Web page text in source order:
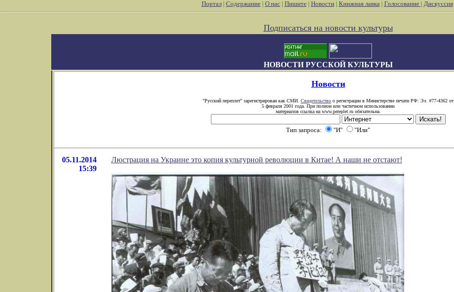
Портал| Содержание| О нас| Пишите| Новости| Книжная лавка| Голосование | Дискуссия
Подписаться на новости культуры
НОВОСТИ РУССКОЙ КУЛЬТУРЫ
Новости
"Русский переплет" зарегистрирован как СМИ. Свидетельство о регистрации в Министерстве печати РФ: Эл. #77-4362 от
5 февраля 2001 года. При полном или частичном использовании
материалов ссылка на www.pereplet.ru обязательна.
Тип запроса: "И" "Или"
05.11.2014
15:39
Люстрация на Украине это копия культурной революции в Китае! А наши не отстают!